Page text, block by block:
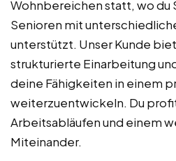
Wohnbereichen statt, wo du
Senioren mit
unterstützt. Unser Kunde
strukturierte Einarbeitung
deine Fähigkeiten in einem
weiterzuentwickeln. Du
Arbeitsabläufen und einem
Miteinander.